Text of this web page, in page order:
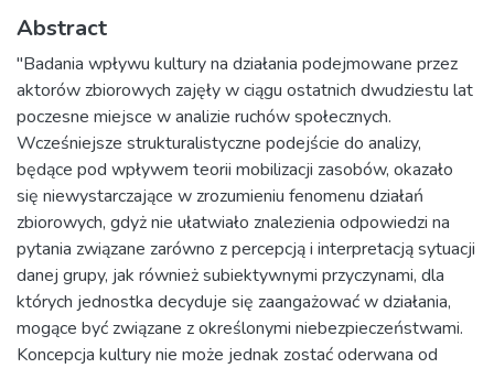
Abstract
"Badania wpływu kultury na działania podejmowane przez
aktorów zbiorowych zajęły w ciągu ostatnich dwudziestu lat
poczesne miejsce w analizie ruchów społecznych.
Wcześniejsze strukturalistyczne podejście do analizy,
będące pod wpływem teorii mobilizacji zasobów, okazało
się niewystarczające w zrozumieniu fenomenu działań
zbiorowych, gdyż nie ułatwiało znalezienia odpowiedzi na
pytania związane zarówno z percepcją i interpretacją sytuacji
danej grupy, jak również subiektywnymi przyczynami, dla
których jednostka decyduje się zaangażować w działania,
mogące być związane z określonymi niebezpieczeństwami.
Koncepcja kultury nie może jednak zostać oderwana od